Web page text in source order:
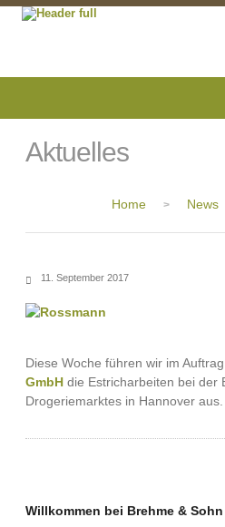
Aktuelles
Home > News
11. September 2017
Diese Woche führen wir im
GmbH die Estricharbeiten bei der
Drogeriemarktes in Hannover aus.
Willkommen bei Brehme & Sohn